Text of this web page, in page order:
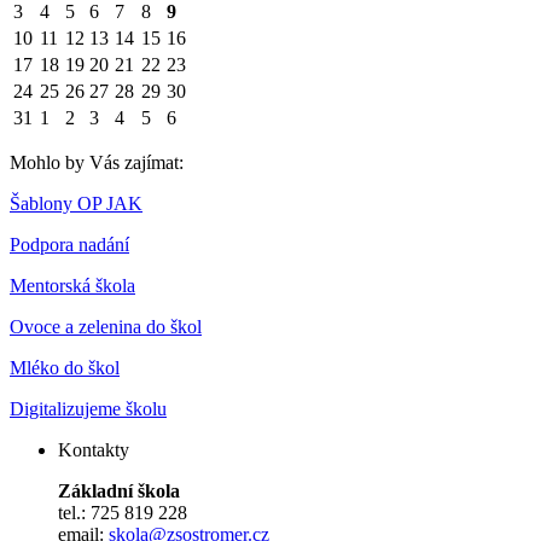
3
4 5 6 7 8
9
10 11 12 13 14 15 16
17 18 19 20 21 22 23
24 25 26 27 28 29 30
31 1 2 3 4 5 6
Mohlo by Vás zajímat:
Šablony OP JAK
Podpora nadání
Mentorská škola
Ovoce a zelenina do škol
Mléko do škol
Digitalizujeme školu
Kontakty
Základní škola
tel.: 725 819 228
email: skola@zsostromer.cz